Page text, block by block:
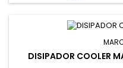
DISIPADOR COOLER